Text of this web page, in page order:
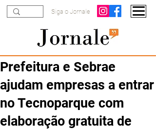
Siga o Jornale
Prefeitura e Sebrae
ajudam empresas a entrar
no Tecnoparque com
elaboração gratuita de